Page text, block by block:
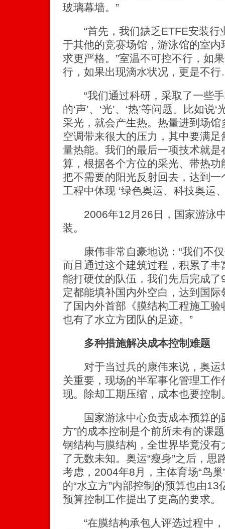
玻璃幕墙。”
“首先，我们缺乏ETFE安装行
于其他的竞赛场馆，游泳馆的室
求更严格。”室温不可控不行，如
行，如果出现滴水状况，更是不
“我们通过科研，采取了一些手
的‘声’、‘光’、‘热’等问题。比如说
采光，就会产生热。热量进到场
空调带来很大的压力，其中要满
量热能。我们的最后一项技术就
算，根据各个方位的采光、带热
把不需要的阳光反射回去，达到
工程中体现 ‘绿色奥运、科技奥运
2006年12月26日，国家游泳中
装。
康伟非常自豪地说：“我们不仅
而且通过这个建筑过程，积累了
能打硬仗的队伍，我们先后完成
定都能填补国内外空白，达到国
了国内外首部《膜结构工程施工
也有了水立方团队的足迹。”
多种措施解决成本控制难题
对于当过兵的康伟来说，奥运
关重要，现场的半军事化管理工
现。除却工期压缩，成本也要控制
国家游泳中心负责成本预算的
方”的成本控制是个前所未有的课
钢结构与膜结构，全世界毕竟没
了无数未知。奥运“瘦身”之后，思
考虑，2004年8月，主体育场“鸟巢
的“水立方”内部控制的预算也由
预算控制工作提出了更高的要求。
“在膜结构承包人评选过程中，